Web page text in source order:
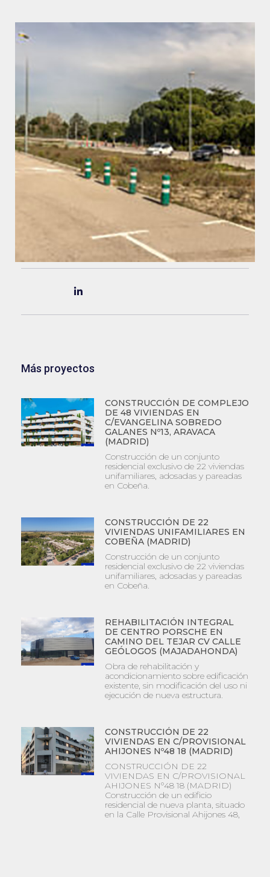
Más proyectos
CONSTRUCCIÓN DE COMPLEJO
DE 48 VIVIENDAS EN
C/EVANGELINA SOBREDO
GALANES Nº13, ARAVACA
(MADRID)
Construcción de un conjunto
residencial exclusivo de 22 viviendas
unifamiliares, adosadas y pareadas
en Cobeña.
CONSTRUCCIÓN DE 22
VIVIENDAS UNIFAMILIARES EN
COBEÑA (MADRID)
Construcción de un conjunto
residencial exclusivo de 22 viviendas
unifamiliares, adosadas y pareadas
en Cobeña.
REHABILITACIÓN INTEGRAL
DE CENTRO PORSCHE EN
CAMINO DEL TEJAR CV CALLE
GEÓLOGOS (MAJADAHONDA)
Obra de rehabilitación y
acondicionamiento sobre edificación
existente, sin modificación del uso ni
ejecución de nueva estructura.
CONSTRUCCIÓN DE 22
VIVIENDAS EN C/PROVISIONAL
AHIJONES Nº48 18 (MADRID)
CONSTRUCCIÓN DE 22
VIVIENDAS EN C/PROVISIONAL
AHIJONES Nº48 18 (MADRID)
Construcción de un edificio
residencial de nueva planta, situado
en la Calle Provisional Ahijones 48,